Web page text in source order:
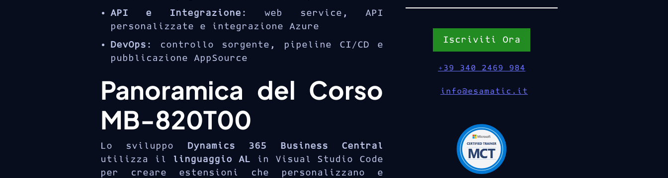
API e Integrazione : web service, API
personalizzate e integrazione Azure
DevOps : controllo sorgente, pipeline CI/CD e
pubblicazione AppSource
Panoramica del Corso
MB-820T00
Lo sviluppo
Dynamics 365 Business Central
utilizza il
linguaggio AL in Visual Studio Code
per creare estensioni che personalizzano e
Iscriviti Ora
+39 340 2469 984
info@esamatic.it